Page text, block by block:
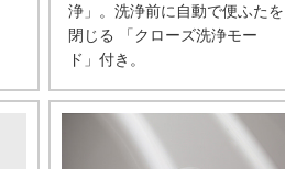
浄」。洗浄前に自動で便ふたを
閉じる 「クローズ洗浄モー
ド」付き。